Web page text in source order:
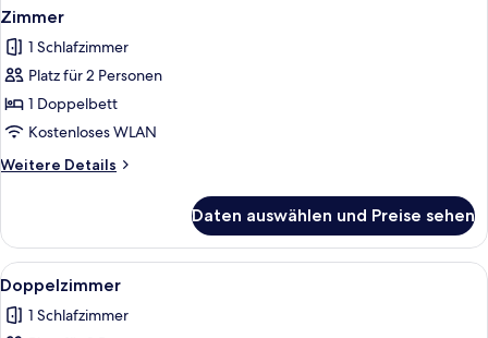
Zimmer
1 Schlafzimmer
Platz für 2 Personen
1 Doppelbett
Kostenloses WLAN
Weitere Details
Weitere
Daten auswählen und Preise sehen
Alle
Fotos
für
Ein Hotelzimmer mit Bett, Nachttisch,
4
Doppelzimmer
1 Schlafzimmer